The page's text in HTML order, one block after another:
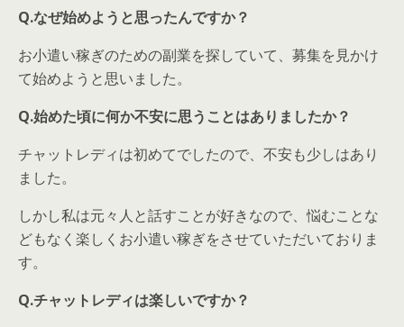
Q.なぜ始めようと思ったんですか？
お小遣い稼ぎのための副業を探していて、募集を見かけ
て始めようと思いました。
Q.始めた頃に何か不安に思うことはありましたか？
チャットレディは初めてでしたので、不安も少しはあり
ました。
しかし私は元々人と話すことが好きなので、悩むことな
どもなく楽しくお小遣い稼ぎをさせていただいておりま
す。
Q.チャットレディは楽しいですか？